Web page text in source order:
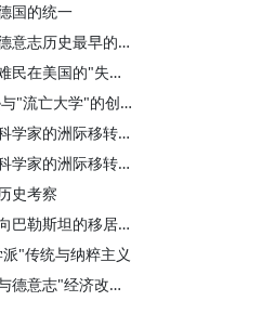
国的统一
李工真：对纳粹暴政与德意志历史最早的反思——德国流亡社会科学家与纳粹主义研究
李工真：纳粹德国知识难民在美国的"失语性"问题
李工真：阿尔文·约翰逊与"流亡大学"的创办
李工真：纳粹德国流亡科学家的洲际移转（之二）
李工真：纳粹德国流亡科学家的洲际移转（之一）
史考察
李工真：德意志犹太人向巴勒斯坦的移居(1933-1941)
"传统与纳粹主义
李工真：纳粹经济纲领与德意志"经济改革派"